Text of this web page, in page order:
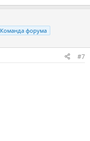
Команда форума
#7